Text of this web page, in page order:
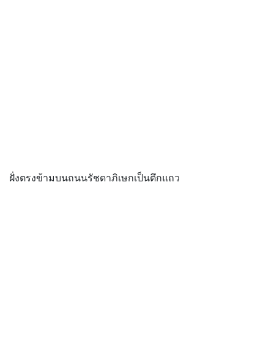
ฝั่งตรงข้ามบนถนนรัชดาภิเษกเป็นตึกแถว